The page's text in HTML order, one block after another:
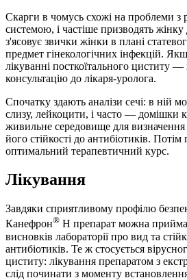
Скарги в чомусь схожі на проблеми з
системою, і частіше призводять
з'ясовує звички жінки в плані
предмет гінекологічних інфекцій.
лікуванні посткоїтального циститу —
консультацію до лікаря-уролога.
Спочатку здають аналізи сечі: в ній
слизу, лейкоцити, і часто — домішки
живильне середовище для
його стійкості до антибіотиків.
оптимальний терапевтичний курс.
Лікування
Завдяки сприятливому профілю
Канефрон® Н препарат можна
висновків лабораторії про вид та
антибіотиків. Те ж стосується
циститу: лікування препаратом з
слід починати з моменту